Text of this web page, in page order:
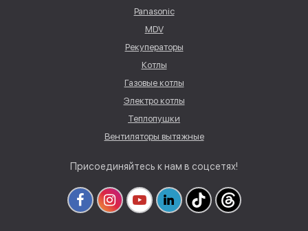
Panasonic
MDV
Рекуператоры
Котлы
Газовые котлы
Электро котлы
Теплопушки
Вентиляторы вытяжные
Присоединяйтесь к нам в соцсетях!